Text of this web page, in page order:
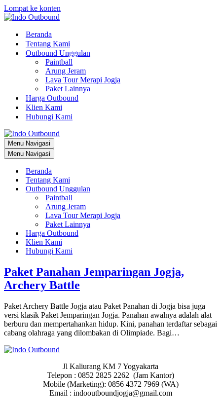
Lompat ke konten
Beranda
Tentang Kami
Outbound Unggulan
Paintball
Arung Jeram
Lava Tour Merapi Jogja
Paket Lainnya
Harga Outbound
Klien Kami
Hubungi Kami
Menu Navigasi
Menu Navigasi
Beranda
Tentang Kami
Outbound Unggulan
Paintball
Arung Jeram
Lava Tour Merapi Jogja
Paket Lainnya
Harga Outbound
Klien Kami
Hubungi Kami
Paket Panahan Jemparingan Jogja,
Archery Battle
Paket Archery Battle Jogja atau Paket Panahan di Jogja bisa juga
versi klasik Paket Jemparingan Jogja. Panahan awalnya adalah alat
berburu dan mempertahankan hidup. Kini, panahan terdaftar sebagai
cabang olahraga yang dilombakan di Olimpiade. Bagi…
Jl Kaliurang KM 7 Yogyakarta
Telepon : 0852 2825 2262 (Jam Kantor)
Mobile (Marketing): 0856 4372 7969 (WA)
Email : indooutboundjogja@gmail.com